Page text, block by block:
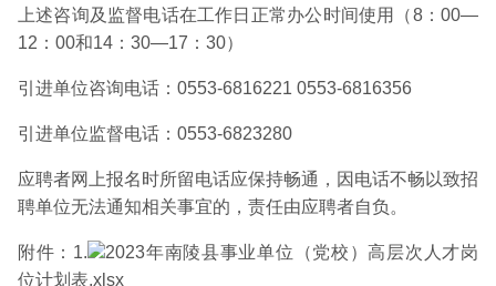
上述咨询及监督电话在工作日正常办公时间使用（8：00—
12：00和14：30—17：30）
引进单位咨询电话：0553-6816221 0553-6816356
引进单位监督电话：0553-6823280
应聘者网上报名时所留电话应保持畅通，因电话不畅以致招
聘单位无法通知相关事宜的，责任由应聘者自负。
附件：1.
2023年南陵县事业单位（党校）高层次人才岗
位计划表.xlsx